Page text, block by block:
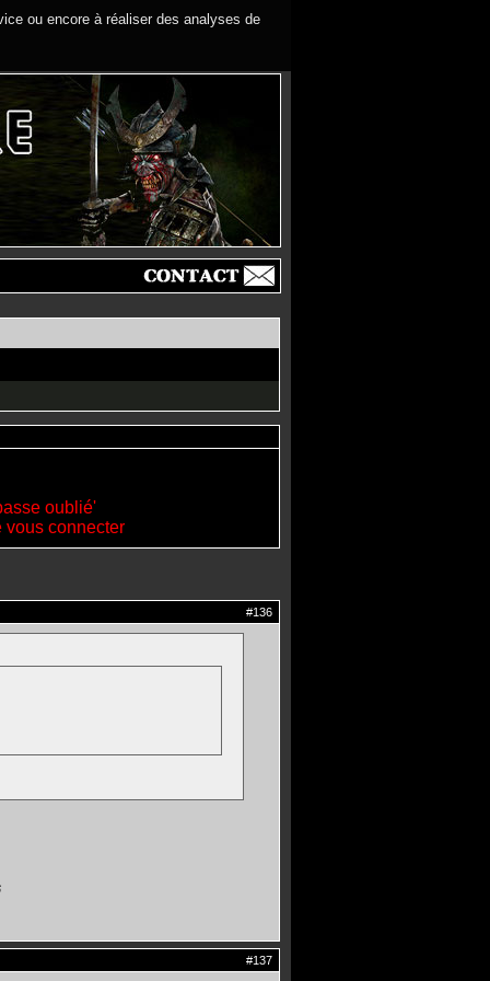
ou encore à réaliser des analyses de
oublié'
vous connecter
#136
#137